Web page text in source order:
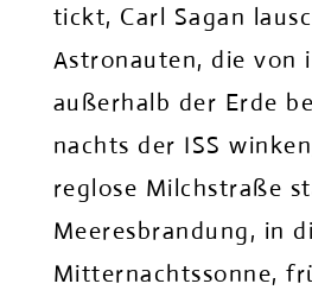
tickt, Carl Sagan
Astronauten, die von
außerhalb der Erde
nachts der ISS
reglose Milchstraße
Meeresbrandung, in
Mitternachtssonne,